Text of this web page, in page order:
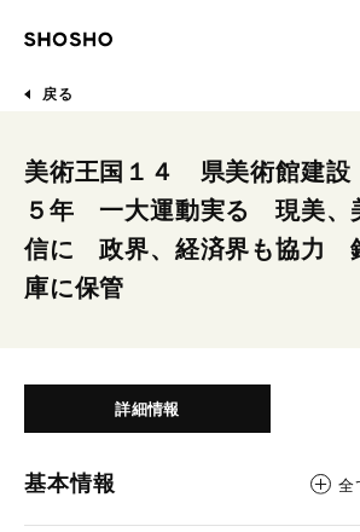
戻る
美術王国１４ 県美術館建
５年 一大運動実る 現美、
信に 政界、経済界も協力
庫に保管
詳細情報
基本情報 全